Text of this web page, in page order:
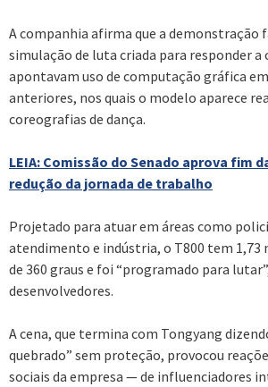
A companhia afirma que a demonstração
simulação de luta criada para responder a
apontavam uso de computação gráfica
anteriores, nos quais o modelo aparece
coreografias de dança.
LEIA: Comissão do Senado aprova fim
redução da jornada de trabalho
Projetado para atuar em áreas como
atendimento e indústria, o T800 tem 1,73
de 360 graus e foi “programado para
desenvolvedores.
A cena, que termina com Tongyang
quebrado” sem proteção, provocou
sociais da empresa — de influenciadores